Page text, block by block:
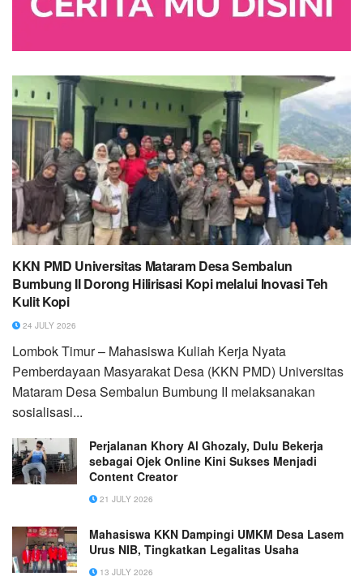
KKN PMD Universitas Mataram Desa Sembalun
Bumbung II Dorong Hilirisasi Kopi melalui Inovasi Teh
Kulit Kopi
24 JULY 2026
Lombok Timur – Mahasiswa Kuliah Kerja Nyata
Pemberdayaan Masyarakat Desa (KKN PMD) Universitas
Mataram Desa Sembalun Bumbung II melaksanakan
sosialisasi...
Perjalanan Khory Al Ghozaly, Dulu Bekerja
sebagai Ojek Online Kini Sukses Menjadi
Content Creator
21 JULY 2026
Mahasiswa KKN Dampingi UMKM Desa Lasem
Urus NIB, Tingkatkan Legalitas Usaha
13 JULY 2026